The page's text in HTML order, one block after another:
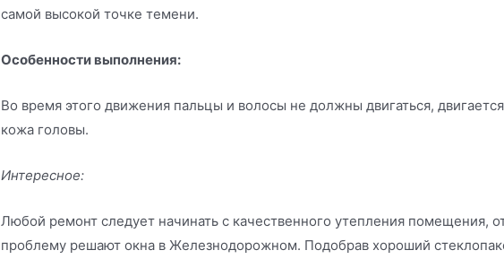
самой высокой точке темени.
Особенности выполнения:
Во время этого движения пальцы и волосы не должны двигаться,
кожа головы.
Интересное:
Любой ремонт следует начинать с качественного утепления помещения,
проблему решают окна в Железнодорожном. Подобрав хороший